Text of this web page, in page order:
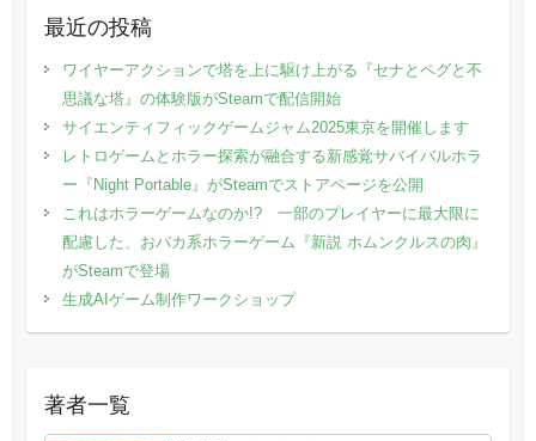
最近の投稿
ワイヤーアクションで塔を上に駆け上がる『セナとペグと不
思議な塔』の体験版がSteamで配信開始
サイエンティフィックゲームジャム2025東京を開催します
レトロゲームとホラー探索が融合する新感覚サバイバルホラ
ー『Night Portable』がSteamでストアページを公開
これはホラーゲームなのか!? 一部のプレイヤーに最大限に
配慮した、おバカ系ホラーゲーム『新説 ホムンクルスの肉』
がSteamで登場
生成AIゲーム制作ワークショップ
著者一覧